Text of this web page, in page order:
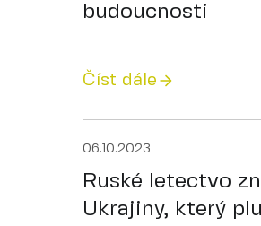
budoucnosti
Číst dále
06.10.2023
Ruské letectvo
Ukrajiny, který